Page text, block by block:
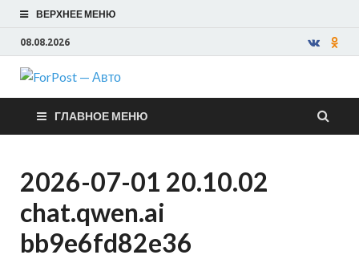
ВЕРХНЕЕ МЕНЮ
08.08.2026
ForPost —
Авто
ГЛАВНОЕ МЕНЮ
2026-07-01 20.10.02
chat.qwen.ai
bb9e6fd82e36